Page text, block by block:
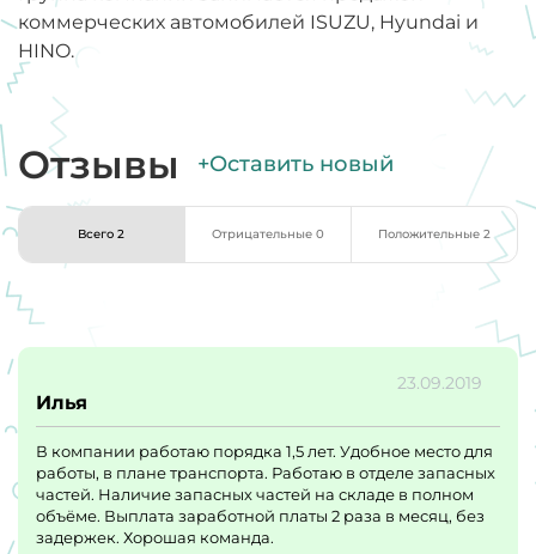
коммерческих автомобилей ISUZU, Hyundai и
HINO.
Отзывы +Оставить новый
Всего 2 Отрицательные 0 Положительные 2
23.09.2019
Илья
В компании работаю порядка 1,5 лет. Удобное место для
работы, в плане транспорта. Работаю в отделе запасных
частей. Наличие запасных частей на складе в полном
объёме. Выплата заработной платы 2 раза в месяц, без
задержек. Хорошая команда.